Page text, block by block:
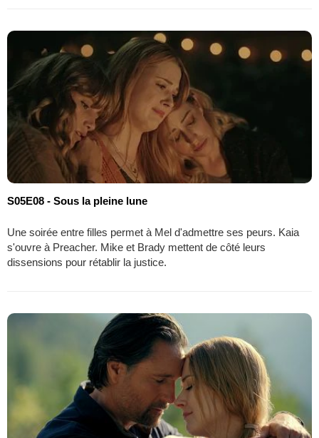
S05E08 - Sous la pleine lune
Une soirée entre filles permet à Mel d'admettre ses peurs. Kaia
s'ouvre à Preacher. Mike et Brady mettent de côté leurs
dissensions pour rétablir la justice.